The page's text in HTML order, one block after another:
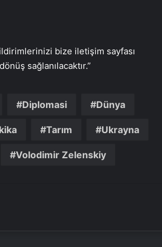
bize iletişim sayfası
sağlanılacaktır.”
Diplomasi Dünya
Tarım Ukrayna
Volodimir Zelenskiy
Sağlık Eş Anlamlısı Nedir? Sağlık
Kelimesinin Eş Anlamlıları Nelerdir?
Yaza kadar zayıflayacaksınız!
Yağları cayır cayır yakıyor, karnı
dümdüz yapıyor! Diyet kabak